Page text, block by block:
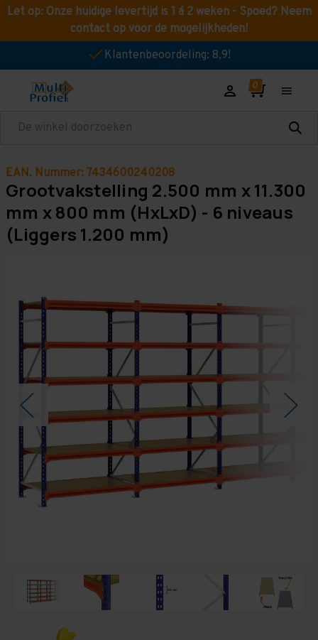
Let op: Onze huidige levertijd is 1 á 2 weken - Spoed? Neem
contact op voor de mogelijkheden!
Klantenbeoordeling: 8,9!
Zoeken
EAN. Nummer: 7434600240208
Grootvakstelling 2.500 mm x 11.300
mm x 800 mm (HxLxD) - 6 niveaus
(Liggers 1.200 mm)